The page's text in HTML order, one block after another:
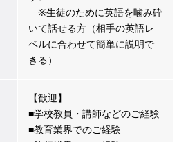
※生徒のために英語を噛み砕
いて話せる方（相手の英語レ
ベルに合わせて簡単に説明で
きる）
【歓迎】
■学校教員・講師などのご経験
■教育業界でのご経験